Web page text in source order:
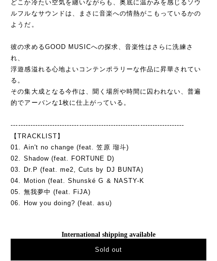
どこか冷たい空気を纏いながらも、奥底に温かみを感じるソウ
ルフルなサウンドは、まさに音楽への情熱がこもっているかの
ようだ。
彼の求めるGOOD MUSICへの探求、音楽性はさらに洗練さ
れ、
浮遊感溢れる心地よいコンテンポラリーな作品に昇華されてい
る。
その集大成となる今作は、聞く場所や時間に囚われない、普遍
的でアーバンな1枚に仕上がっている。
-----------------------------------------------------------------------
【TRACKLIST】
01. Ain't no change (feat. 笠原 瑠斗)
02. Shadow (feat. FORTUNE D)
03. Dr.P (feat. me2, Cuts by DJ BUNTA)
04. Motion (feat. Shunské G & NASTY-K
05. 無我夢中 (feat. FiJA)
06. How you doing? (feat. asu)
International shipping available
Sold out